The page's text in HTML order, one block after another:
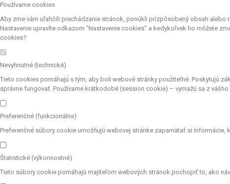
Používame cookies
Aby zme vám uľahčili prechádzanie stránok, ponúkli prizpôsobený obsah alebo
Nastavenie upravíte odkazom "Nastavenie cookies" a kedykoľvek ho môžete
cookies?
Nevyhnutné (technické)
Tieto cookies pomáhajú s tým, aby boli webové stránky použiteľné. Poskytujú
správne fungovať. Používame krátkodobé (session cookie) – vymažú sa z
Preferenčné (funkcionálne)
Preferenčné súbory cookie umožňujú webovej stránke zapamätať si
Štatistické (výkonnostné)
Tieto súbory cookie pomáhajú majiteľom webových stránok pochopiť to, ako